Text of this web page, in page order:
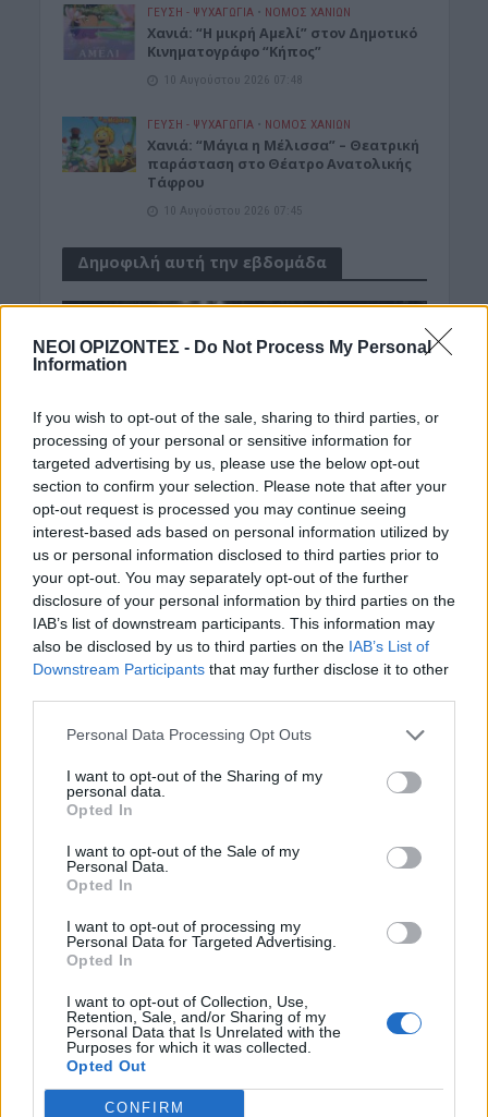
ΝΕΟΙ ΟΡΙΖΟΝΤΕΣ - Do Not Process My Personal
Information
If you wish to opt-out of the sale, sharing to third parties, or
processing of your personal or sensitive information for
targeted advertising by us, please use the below opt-out
section to confirm your selection. Please note that after your
opt-out request is processed you may continue seeing
interest-based ads based on personal information utilized by
us or personal information disclosed to third parties prior to
your opt-out. You may separately opt-out of the further
disclosure of your personal information by third parties on the
IAB’s list of downstream participants. This information may
also be disclosed by us to third parties on the IAB’s List of
Downstream Participants that may further disclose it to other
Personal Data Processing Opt Outs
I want to opt-out of the Sharing of my
personal data.
Opted In
I want to opt-out of the Sale of my
Personal Data.
Opted In
I want to opt-out of processing my
Personal Data for Targeted Advertising.
Opted In
I want to opt-out of Collection, Use,
Retention, Sale, and/or Sharing of my
Personal Data that Is Unrelated with the
Purposes for which it was collected.
Opted Out
CONFIRM
ΓΕΎΣΗ - ΨΥΧΑΓΩΓΊΑ • ΝΟΜΌΣ ΧΑΝΊΩΝ
Χανιά: “Η μικρή Αμελί” στον Δημοτικό
Κινηματογράφο “Κήπος”
10 Αυγούστου 2026 07:48
ΓΕΎΣΗ - ΨΥΧΑΓΩΓΊΑ • ΝΟΜΌΣ ΧΑΝΊΩΝ
Χανιά: “Μάγια η Μέλισσα” – Θεατρική
παράσταση στο Θέατρο Ανατολικής
Τάφρου
10 Αυγούστου 2026 07:45
Δημοφιλή αυτή την εβδομάδα